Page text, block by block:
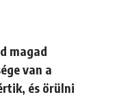
magad
van a
és örülni